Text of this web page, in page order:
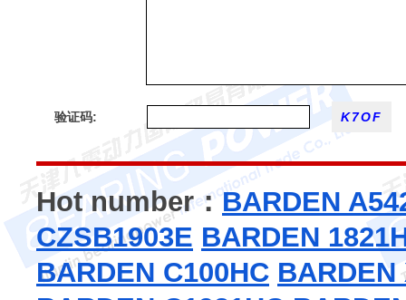
验证码:
Hot number：BARDEN
CZSB1903E BARDEN
BARDEN C100HC BARDEN